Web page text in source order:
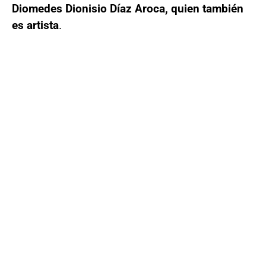
Diomedes Dionisio Díaz Aroca, quien también
es artista.